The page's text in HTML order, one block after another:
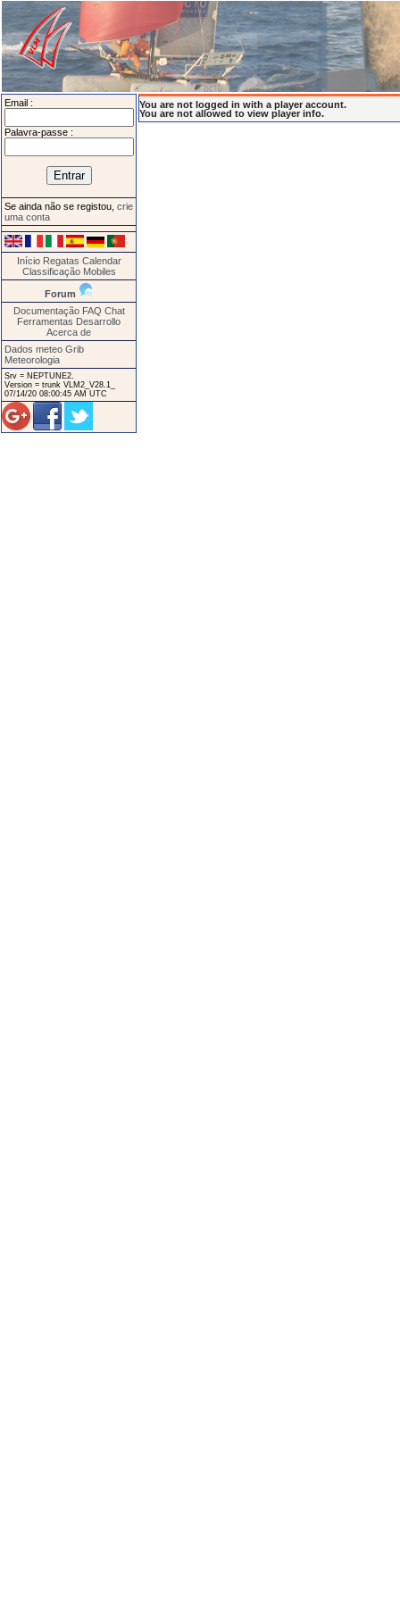
Email :
Palavra-passe :
Se ainda não se registou, crie
uma conta
Início Regatas Calendar
Classificação Mobiles
Forum
Documentação FAQ Chat
Ferramentas Desarrollo
Acerca de
Dados meteo Grib
Meteorologia
Srv = NEPTUNE2.
Version = trunk VLM2_V28.1_
07/14/20 08:00:45 AM UTC
You are not logged in with a player account.
You are not allowed to view player info.